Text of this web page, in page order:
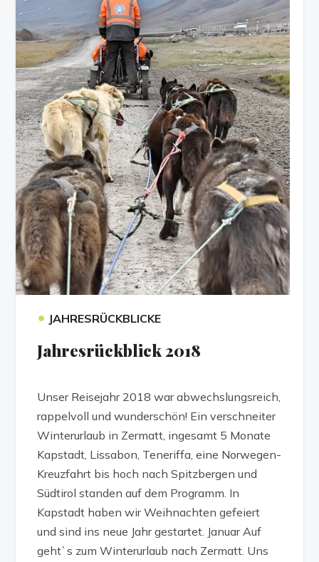
• JAHRESRÜCKBLICKE
Jahresrückblick 2018
Unser Reisejahr 2018 war abwechslungsreich,
rappelvoll und wunderschön! Ein verschneiter
Winterurlaub in Zermatt, ingesamt 5 Monate
Kapstadt, Lissabon, Teneriffa, eine Norwegen-
Kreuzfahrt bis hoch nach Spitzbergen und
Südtirol standen auf dem Programm. In
Kapstadt haben wir Weihnachten gefeiert
und sind ins neue Jahr gestartet. Januar Auf
geht`s zum Winterurlaub nach Zermatt. Uns